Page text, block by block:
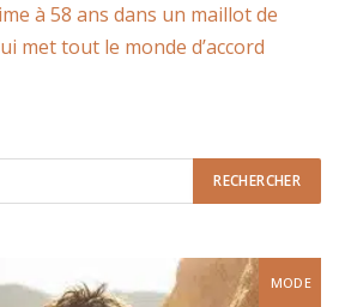
à 58 ans dans un maillot de
met tout le monde d’accord
MODE